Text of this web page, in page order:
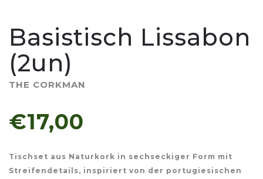
Basistisch Lissabon
(2un)
THE CORKMAN
€17,00
Tischset aus Naturkork in sechseckiger Form mit
Streifendetails, inspiriert von der portugiesischen